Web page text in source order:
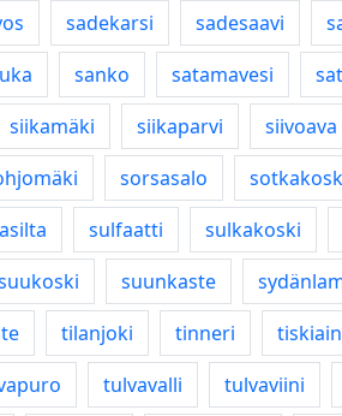
sadekarsi sadesaavi
sanko satamavesi
siikamäki siikaparvi siivoava
sorsasalo
sulfaatti sulkakoski
suunkaste
tilanjoki tinneri
tulvavalli tulvaviini